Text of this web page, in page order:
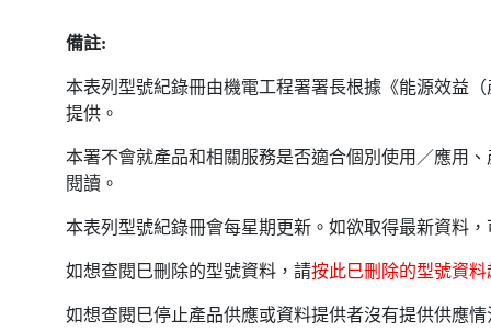
備註:
本表列型號紀錄冊由機電工程署署長根據《能源效益
提供。
本署不會就產品和相關服務是否適合個別使用／應用
閱讀。
本表列型號紀錄冊會每星期更新。如欲取得最新資料
如想查閱巳刪除的型號資料，請按此巳刪除的型號資料
如想查閱巳停止產品供應或資料提供者沒有提供供應